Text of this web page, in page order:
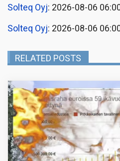
Solteq Oyj: 2026-08-06
Solteq Oyj: 2026-08-06
RELATED POSTS